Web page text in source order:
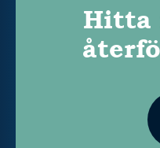
Hitta